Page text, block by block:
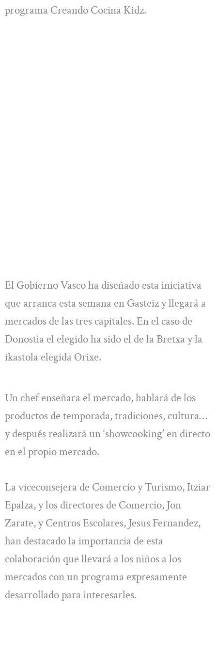
programa Creando Cocina Kidz.
El Gobierno Vasco ha diseñado esta iniciativa
que arranca esta semana en Gasteiz y llegará a
mercados de las tres capitales. En el caso de
Donostia el elegido ha sido el de la Bretxa y la
ikastola elegida Orixe.
Un chef enseñara el mercado, hablará de los
productos de temporada, tradiciones, cultura…
y después realizará un ‘showcooking’ en directo
en el propio mercado.
La viceconsejera de Comercio y Turismo, Itziar
Epalza, y los directores de Comercio, Jon
Zarate, y Centros Escolares, Jesus Fernandez,
han destacado la importancia de esta
colaboración que llevará a los niños a los
mercados con un programa expresamente
desarrollado para interesarles.